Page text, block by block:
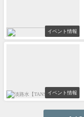
イベント情報
イベント情報